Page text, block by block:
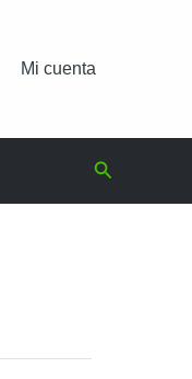
Mi cuenta
Buscar